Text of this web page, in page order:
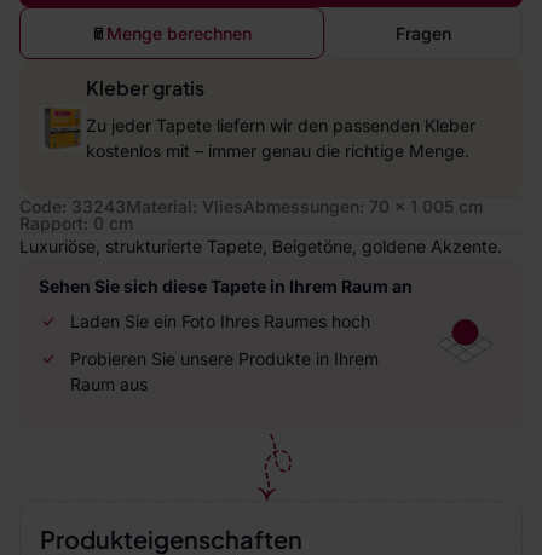
Menge berechnen Fragen
Kleber gratis
Zu jeder Tapete liefern wir den passenden Kleber
kostenlos mit – immer genau die richtige Menge.
Code: 33243Material: VliesAbmessungen: 70 x 1 005 cm
Rapport: 0 cm
Luxuriöse, strukturierte Tapete, Beigetöne, goldene Akzente.
Sehen Sie sich diese Tapete in Ihrem Raum an
Laden Sie ein Foto Ihres Raumes hoch
Probieren Sie unsere Produkte in Ihrem
Raum aus
Produkteigenschaften